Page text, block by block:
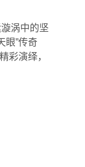
涡中的坚
眼”传奇
彩演绎，